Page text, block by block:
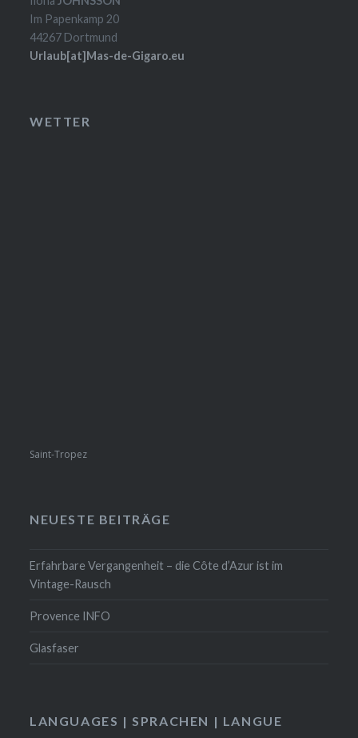
Im Papenkamp 20
44267 Dortmund
Urlaub[at]Mas-de-Gigaro.eu
WETTER
Saint-Tropez
NEUESTE BEITRÄGE
Erfahrbare Vergangenheit – die Côte d’Azur ist im
Vintage-Rausch
Provence INFO
Glasfaser
LANGUAGES | SPRACHEN | LANGUE